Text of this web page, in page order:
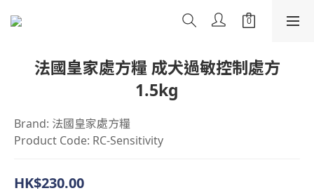
法國皇家處方糧 成犬過敏控制處方
1.5kg
Brand: 法國皇家處方糧
Product Code: RC-Sensitivity
HK$230.00